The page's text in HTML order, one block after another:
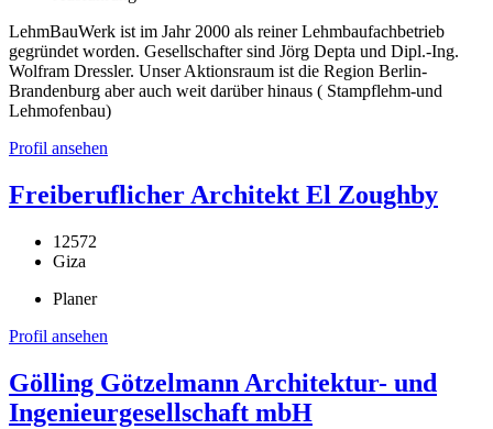
LehmBauWerk ist im Jahr 2000 als reiner Lehmbaufachbetrieb
gegründet worden. Gesellschafter sind Jörg Depta und Dipl.-Ing.
Wolfram Dressler. Unser Aktionsraum ist die Region Berlin-
Brandenburg aber auch weit darüber hinaus ( Stampflehm-und
Lehmofenbau)
Profil ansehen
Freiberuflicher Architekt El Zoughby
12572
Giza
Planer
Profil ansehen
Gölling Götzelmann Architektur- und
Ingenieurgesellschaft mbH